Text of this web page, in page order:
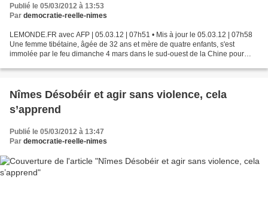
Publié le 05/03/2012 à 13:53
Par democratie-reelle-nimes
LEMONDE.FR avec AFP | 05.03.12 | 07h51 • Mis à jour le 05.03.12 | 07h58
Une femme tibétaine, âgée de 32 ans et mère de quatre enfants, s'est
immolée par le feu dimanche 4 mars dans le sud-ouest de la Chine pour
Nîmes Désobéir et agir sans violence, cela
s’apprend
Publié le 05/03/2012 à 13:47
Par democratie-reelle-nimes